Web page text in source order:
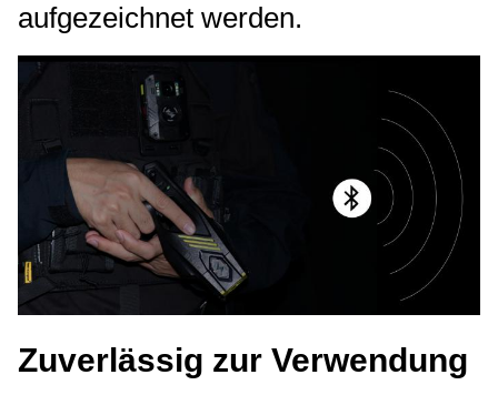
aufgezeichnet werden.
Zuverlässig zur Verwendung